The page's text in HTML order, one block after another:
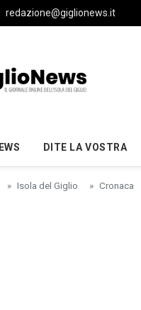
redazione@giglionews.it
DITE LA VOSTRA
Isola del Giglio Cronaca